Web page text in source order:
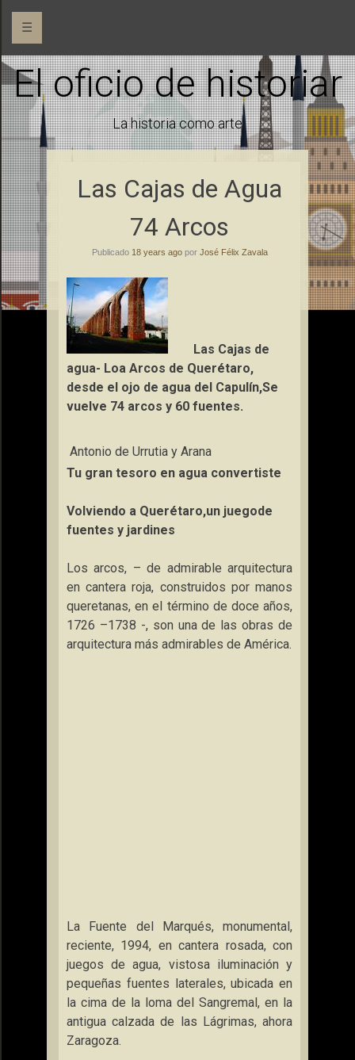
☰
El oficio de historiar
La historia como arte
Las Cajas de Agua
74 Arcos
Publicado 18 years agopor José Félix Zavala
Las Cajas de
agua- Loa Arcos de Querétaro,
desde el ojo de agua del Capulín,Se
vuelve 74 arcos y 60 fuentes.
Antonio de Urrutia y Arana
Tu gran tesoro en agua convertiste
Volviendo a Querétaro,un juegode
fuentes y jardines
Los arcos, – de admirable arquitectura
en cantera roja, construidos por manos
queretanas, en el término de doce años,
1726 –1738 -, son una de las obras de
arquitectura más admirables de América.
La Fuente del Marqués, monumental,
reciente, 1994, en cantera rosada, con
juegos de agua, vistosa iluminación y
pequeñas fuentes laterales, ubicada en
la cima de la loma del Sangremal, en la
antigua calzada de las Lágrimas, ahora
Zaragoza.